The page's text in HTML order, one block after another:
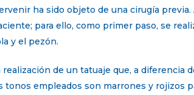
ha sido objeto de una cirugía
para ello, como primer paso, se
y el pezón.
de un tatuaje que, a diferencia
tonos empleados son marrones y rojizos